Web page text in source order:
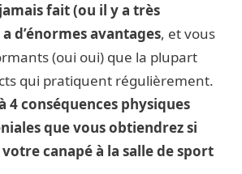
fait (ou il y a très
d’énormes avantages, et vous
(oui oui) que la plupart
qui pratiquent régulièrement.
4 conséquences physiques
que vous obtiendrez si
votre canapé à la salle de sport